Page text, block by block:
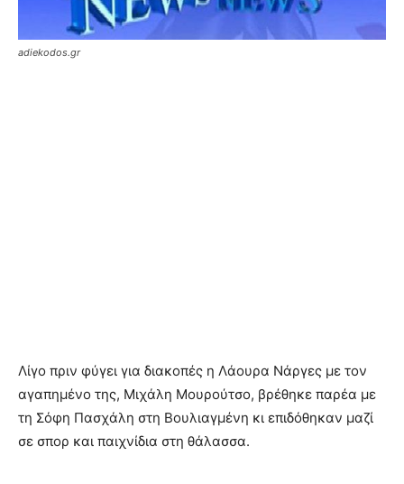
adiekodos.gr
Λίγο πριν φύγει για διακοπές η Λάουρα Νάργες με τον
αγαπημένο της, Μιχάλη Μουρούτσο, βρέθηκε παρέα με
τη Σόφη Πασχάλη στη Βουλιαγμένη κι επιδόθηκαν μαζί
σε σπορ και παιχνίδια στη θάλασσα.